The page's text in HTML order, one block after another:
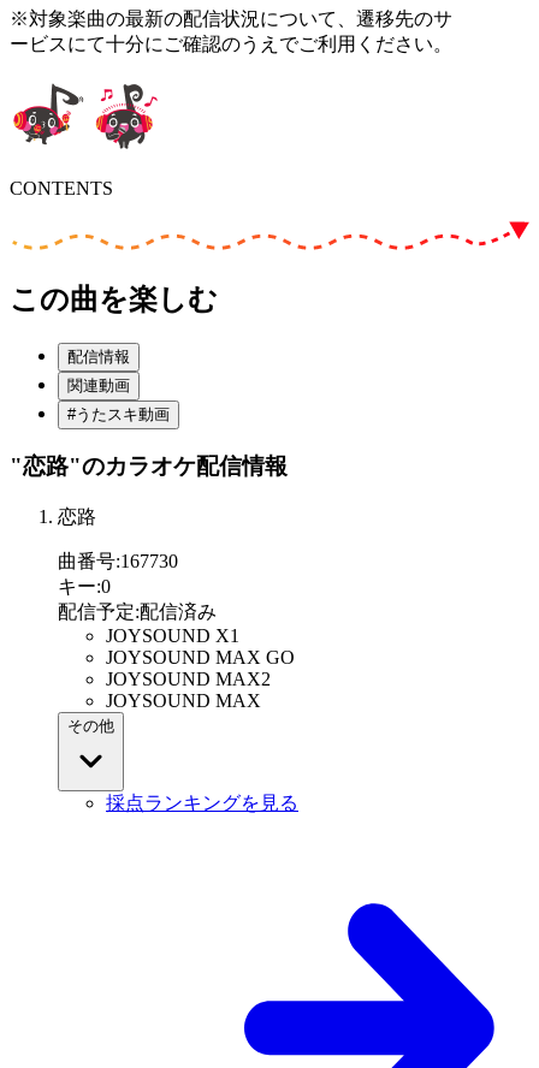
※対象楽曲の最新の配信状況について、遷移先のサ
ービスにて十分にご確認のうえでご利用ください。
CONTENTS
この曲を楽しむ
配信情報
関連動画
#うたスキ動画
"恋路"のカラオケ配信情報
恋路
曲番号:167730
キー:0
配信予定:配信済み
JOYSOUND X1
JOYSOUND MAX GO
JOYSOUND MAX2
JOYSOUND MAX
その他
採点ランキングを見る